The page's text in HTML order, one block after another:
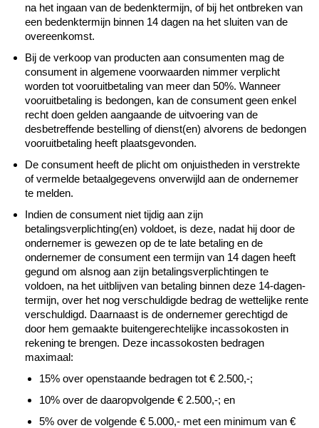
na het ingaan van de bedenktermijn, of bij het ontbreken van
een bedenktermijn binnen 14 dagen na het sluiten van de
overeenkomst.
Bij de verkoop van producten aan consumenten mag de
consument in algemene voorwaarden nimmer verplicht
worden tot vooruitbetaling van meer dan 50%. Wanneer
vooruitbetaling is bedongen, kan de consument geen enkel
recht doen gelden aangaande de uitvoering van de
desbetreffende bestelling of dienst(en) alvorens de bedongen
vooruitbetaling heeft plaatsgevonden.
De consument heeft de plicht om onjuistheden in verstrekte
of vermelde betaalgegevens onverwijld aan de ondernemer
te melden.
Indien de consument niet tijdig aan zijn
betalingsverplichting(en) voldoet, is deze, nadat hij door de
ondernemer is gewezen op de te late betaling en de
ondernemer de consument een termijn van 14 dagen heeft
gegund om alsnog aan zijn betalingsverplichtingen te
voldoen, na het uitblijven van betaling binnen deze 14-dagen-
termijn, over het nog verschuldigde bedrag de wettelijke rente
verschuldigd. Daarnaast is de ondernemer gerechtigd de
door hem gemaakte buitengerechtelijke incassokosten in
rekening te brengen. Deze incassokosten bedragen
maximaal:
15% over openstaande bedragen tot € 2.500,-;
10% over de daaropvolgende € 2.500,-; en
5% over de volgende € 5.000,- met een minimum van €